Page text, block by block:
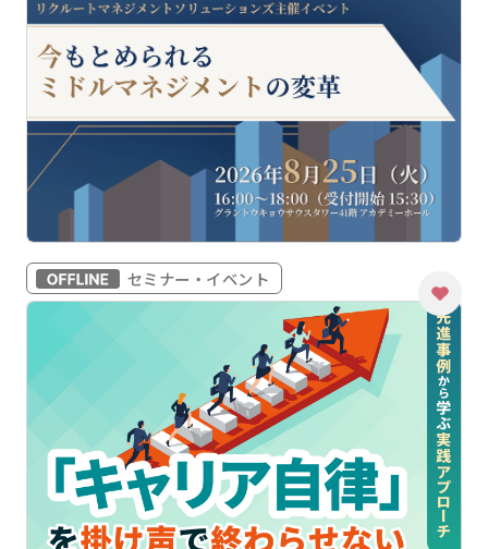
セミナー・イベント